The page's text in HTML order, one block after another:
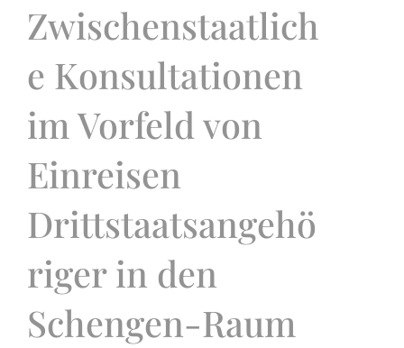
Zwischenstaatlich
e Konsultationen
im Vorfeld von
Einreisen
Drittstaatsangehö
riger in den
Schengen-Raum